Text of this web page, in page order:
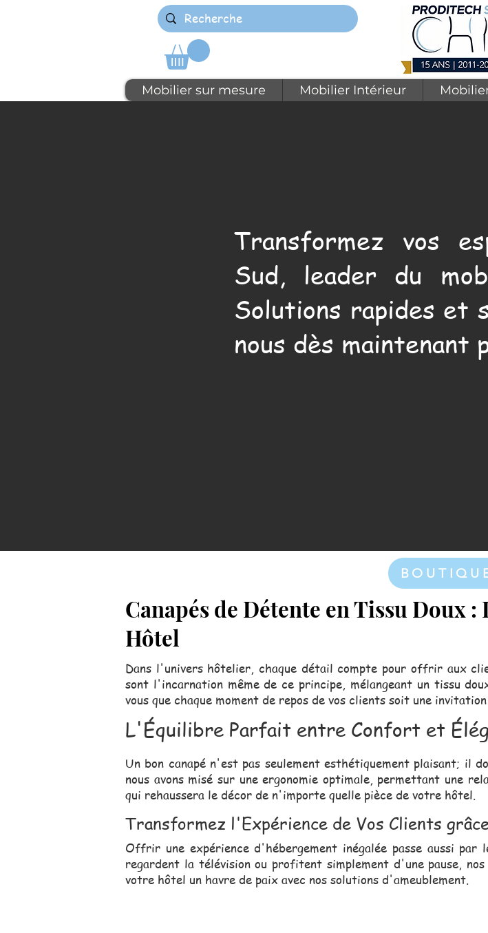
Mobilier sur mesure Mobilier Intérieur
Transformez vos
Sud, leader du
Solutions rapides et
nous dès maintenant
Canapés de Détente en Tissu Doux
Hôtel
Dans l'univers hôtelier, chaque détail compte pour offrir aux
sont l'incarnation même de ce principe, mélangeant un tissu
vous que chaque moment de repos de vos clients soit une
L'Équilibre Parfait entre Confort et
Un bon canapé n'est pas seulement esthétiquement plaisant; il
nous avons misé sur une ergonomie optimale, permettant une
qui rehaussera le décor de n'importe quelle pièce de votre hôtel.
Transformez l'Expérience de Vos Clients
Offrir une expérience d'hébergement inégalée passe aussi
regardent la télévision ou profitent simplement d'une pause,
votre hôtel un havre de paix avec nos solutions d'ameublement.